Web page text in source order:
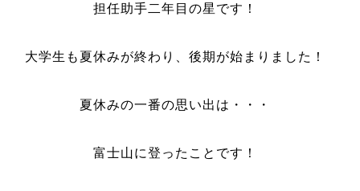
担任助手二年目の星です！
大学生も夏休みが終わり、後期が始まりました！
夏休みの一番の思い出は・・・
富士山に登ったことです！